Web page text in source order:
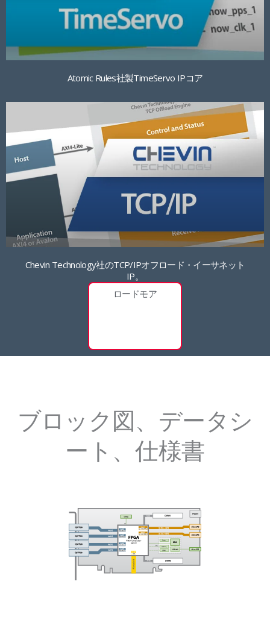
Atomic Rules社製TimeServo IPコア
Chevin Technology社のTCP/IPオフロード・イーサネット
IP。
ロードモア
ブロック図、データシ
ート、仕様書